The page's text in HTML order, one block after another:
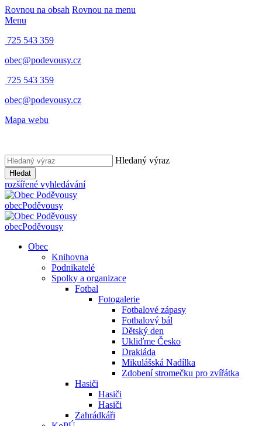
Rovnou na obsah Rovnou na menu
Menu
725 543 359
obec@podevousy.cz
725 543 359
obec@podevousy.cz
Mapa webu
Hledaný výraz
Hledat
rozšířené vyhledávání
obecPoděvousy
obecPoděvousy
Obec
Knihovna
Podnikatelé
Spolky a organizace
Fotbal
Fotogalerie
Fotbalové zápasy
Fotbalový bál
Dětský den
Ukliďme Česko
Drakiáda
Mikulášská Nadílka
Zdobení stromečku pro zvířátka
Hasiči
Hasiči
Hasiči
Zahrádkáři